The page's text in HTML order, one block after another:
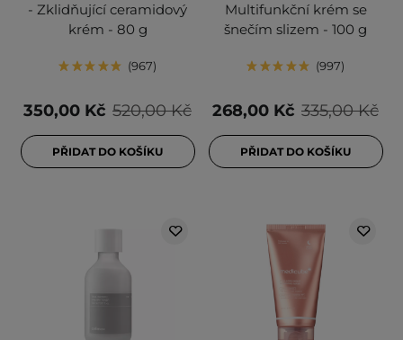
- Zklidňující ceramidový
krém - 80 g
967
520,00 Kč
350,00 Kč
PŘIDAT DO KOŠÍKU
Multifunkční krém se
šnečím slizem - 100 g
997
335,00 Kč
268,00 Kč
PŘIDAT DO KOŠÍKU